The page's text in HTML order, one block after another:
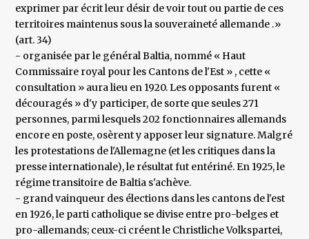
exprimer par écrit leur désir de voir tout ou partie de ces
territoires maintenus sous la souveraineté allemande .»
(art. 34)
- organisée par le général Baltia, nommé « Haut
Commissaire royal pour les Cantons de l'Est » , cette «
consultation » aura lieu en 1920. Les opposants furent «
découragés » d'y participer, de sorte que seules 271
personnes, parmi lesquels 202 fonctionnaires allemands
encore en poste, osèrent y apposer leur signature. Malgré
les protestations de l'Allemagne (et les critiques dans la
presse internationale), le résultat fut entériné. En 1925, le
régime transitoire de Baltia s'achève.
- grand vainqueur des élections dans les cantons de l'est
en 1926, le parti catholique se divise entre pro-belges et
pro-allemands; ceux-ci créent le Christliche Volkspartei,